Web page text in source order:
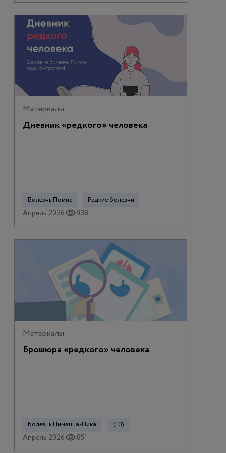
Материалы
Дневник «редкого» человека
Болезнь Помпе Редкие болезни
Апрель 2026 938
Материалы
Брошюра «редкого» человека
Болезнь Ниманна-Пика (+3)
Апрель 2026 851